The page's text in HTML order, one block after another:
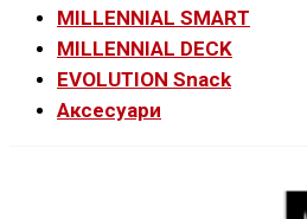
MILLENNIAL SMART
MILLENNIAL DECK
EVOLUTION Snack
Аксесуари